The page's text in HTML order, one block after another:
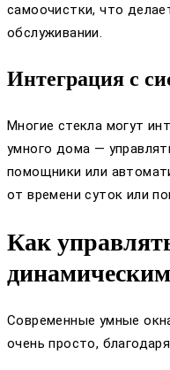
самоочистки, что
обслуживании.
Интеграция с
Многие стекла могут
умного дома —
помощники или
от времени суток или
Как
Современные умные
очень просто,